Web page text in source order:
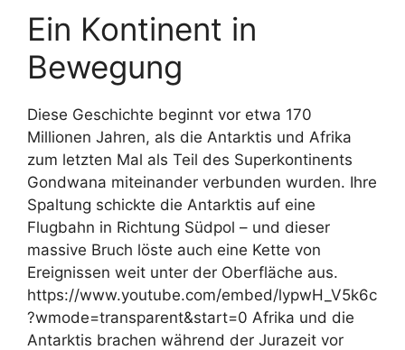
Ein Kontinent in
Bewegung
Diese Geschichte beginnt vor etwa 170
Millionen Jahren, als die Antarktis und Afrika
zum letzten Mal als Teil des Superkontinents
Gondwana miteinander verbunden wurden. Ihre
Spaltung schickte die Antarktis auf eine
Flugbahn in Richtung Südpol – und dieser
massive Bruch löste auch eine Kette von
Ereignissen weit unter der Oberfläche aus.
https://www.youtube.com/embed/lypwH_V5k6c
?wmode=transparent&start=0 Afrika und die
Antarktis brachen während der Jurazeit vor